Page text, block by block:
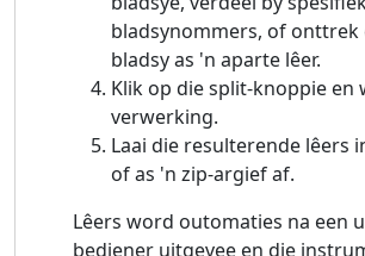
bladsynommers, of onttrek
bladsy as 'n aparte lêer.
Klik op die split-knoppie en
verwerking.
Laai die resulterende lêers
of as 'n zip-argief af.
Lêers word outomaties na een
bediener uitgevee en die